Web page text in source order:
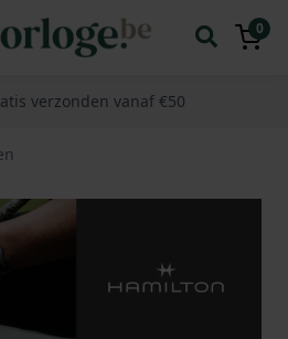
0
verzonden vanaf €50